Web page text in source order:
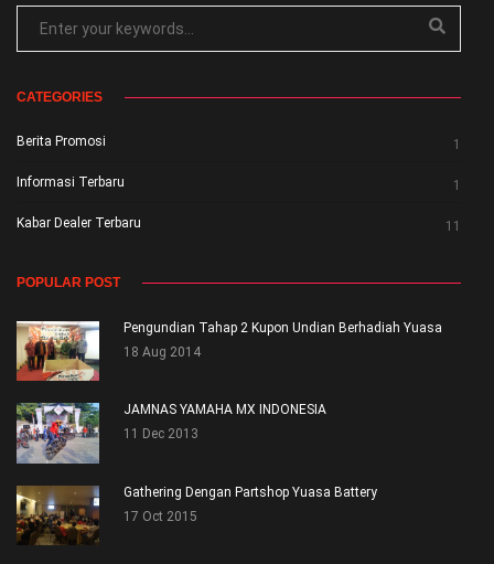
CATEGORIES
Berita Promosi 1
Informasi Terbaru 1
Kabar Dealer Terbaru 11
POPULAR POST
Pengundian Tahap 2 Kupon Undian Berhadiah Yuasa
18 Aug 2014
JAMNAS YAMAHA MX INDONESIA
11 Dec 2013
Gathering Dengan Partshop Yuasa Battery
17 Oct 2015